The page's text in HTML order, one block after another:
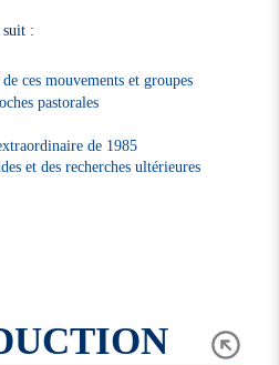
suit :
ces mouvements et groupes
pastorales
de 1985
et des recherches ultérieures